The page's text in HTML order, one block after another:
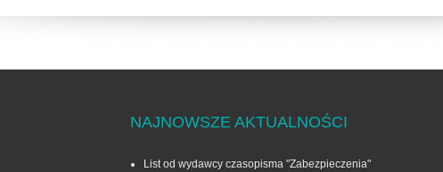
NAJNOWSZE AKTUALNOŚCI
List od wydawcy czasopisma "Zabezpieczenia"